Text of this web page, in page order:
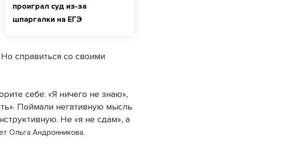
проиграл суд из-за
шпаргалки на ЕГЭ
справиться со своими
себе: «Я ничего не знаю»,
Поймали негативную мысль
Не «я не сдам», а
Ольга Андронникова.